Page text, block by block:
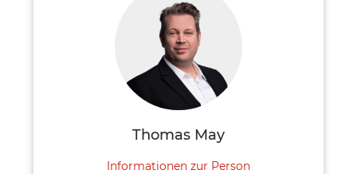
Thomas May
Informationen zur Person